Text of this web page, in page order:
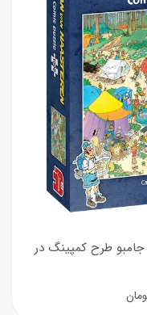
پازل 1000 تکه Jan van Haasteren جامبو طرح کمپینگ در